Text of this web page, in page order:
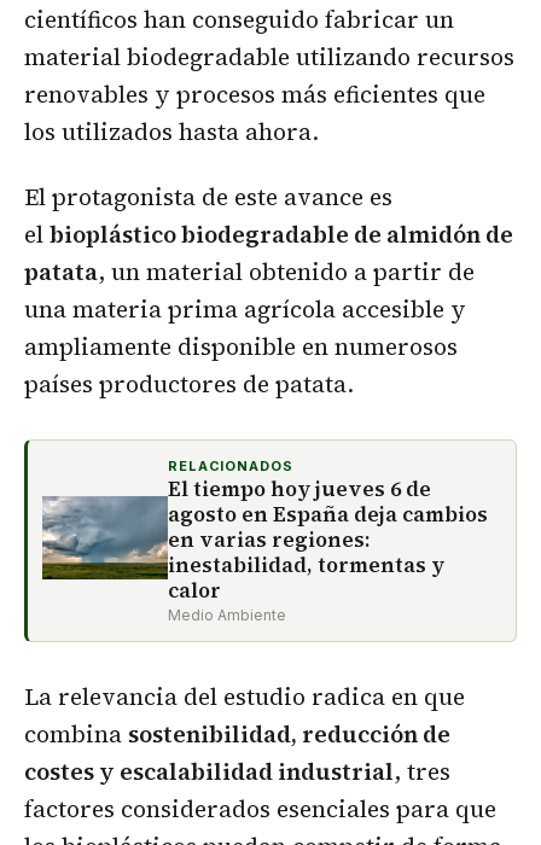
científicos han conseguido fabricar un
material biodegradable utilizando recursos
renovables y procesos más eficientes que
los utilizados hasta ahora.
El protagonista de este avance es
elbioplástico biodegradable de almidón de
patata, un material obtenido a partir de
una materia prima agrícola accesible y
ampliamente disponible en numerosos
países productores de patata.
RELACIONADOS
El tiempo hoy jueves 6 de
agosto en España deja cambios
en varias regiones:
inestabilidad, tormentas y
calor
Medio Ambiente
La relevancia del estudio radica en que
combina sostenibilidad, reducción de
costes y escalabilidad industrial, tres
factores considerados esenciales para que